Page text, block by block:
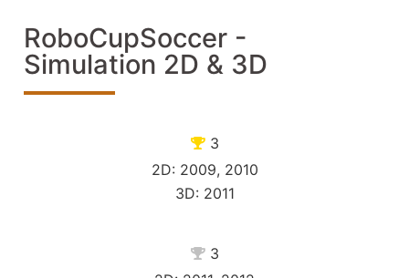
RoboCupSoccer -
Simulation 2D & 3D
3
2D: 2009, 2010
3D: 2011
3